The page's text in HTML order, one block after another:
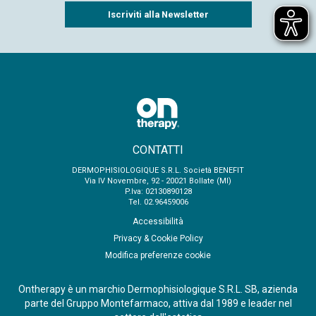
CONTATTI
DERMOPHISIOLOGIQUE S.R.L. Società BENEFIT
Via IV Novembre, 92 - 20021 Bollate (MI)
P.Iva: 02130890128
Tel. 02.96459006
Accessibilità
Privacy & Cookie Policy
Modifica preferenze cookie
Ontherapy è un marchio Dermophisiologique S.R.L. SB, azienda
parte del Gruppo Montefarmaco, attiva dal 1989 e leader nel